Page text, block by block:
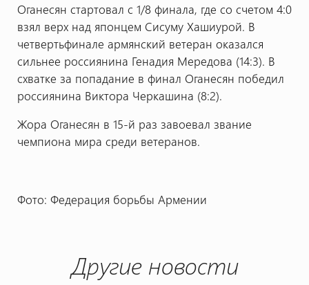
Оганесян стартовал с 1/8 финала, где со счетом 4:0
взял верх над японцем Сисуму Хашиурой. В
четвертьфинале армянский ветеран оказался
сильнее россиянина Генадия Мередова (14:3). В
схватке за попадание в финал Оганесян победил
россиянина Виктора Черкашина (8:2).
Жора Оганесян в 15-й раз завоевал звание
чемпиона мира среди ветеранов.
Фото: Федерация борьбы Армении
Другие новости